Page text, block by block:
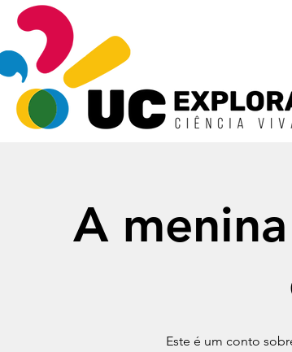
A
Este é um conto